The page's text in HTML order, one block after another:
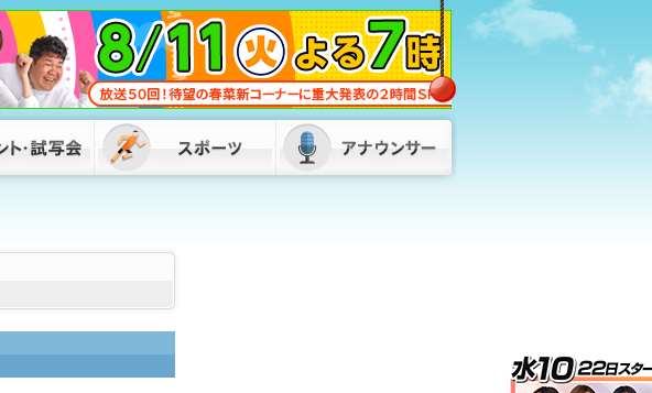
への誓い新たに 福岡・北九州市八幡東
区「小伊藤山公園」 2026/08/08 18:30
「何も言いたくない」と黙秘も “酒酔
い運転”相次ぎ男2人を逮捕 福岡・須
恵町と太宰府市 2026/08/08 14:30
最大で９連休“お盆休み” 山陽新幹線下
りの混雑ピーク 福岡市・ＪＲ博多駅